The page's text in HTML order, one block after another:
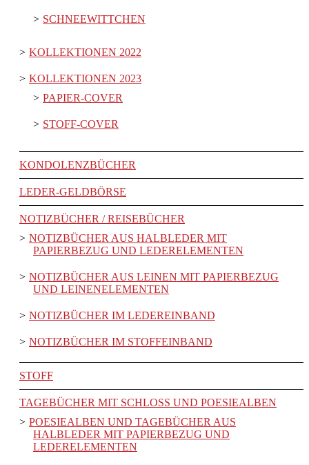
SCHNEEWITTCHEN
KOLLEKTIONEN 2022
KOLLEKTIONEN 2023
PAPIER-COVER
STOFF-COVER
KONDOLENZBÜCHER
LEDER-GELDBÖRSE
NOTIZBÜCHER / REISEBÜCHER
NOTIZBÜCHER AUS HALBLEDER MIT
PAPIERBEZUG UND LEDERELEMENTEN
NOTIZBÜCHER AUS LEINEN MIT PAPIERBEZUG
UND LEINENELEMENTEN
NOTIZBÜCHER IM LEDEREINBAND
NOTIZBÜCHER IM STOFFEINBAND
STOFF
TAGEBÜCHER MIT SCHLOSS UND POESIEALBEN
POESIEALBEN UND TAGEBÜCHER AUS
HALBLEDER MIT PAPIERBEZUG UND
LEDERELEMENTEN